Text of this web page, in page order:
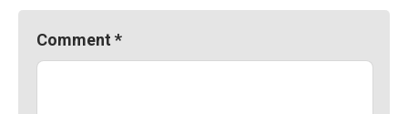
Comment *